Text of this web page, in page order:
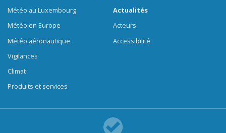
Météo au Luxembourg
Météo en Europe
Météo aéronautique
Vigilances
Climat
Produits et services
Actualités
Acteurs
Accessibilité